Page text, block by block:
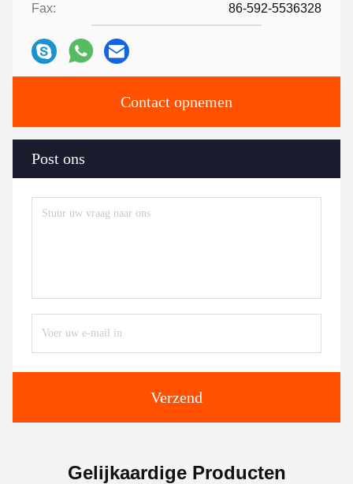
Fax: 86-592-5536328
Contact opnemen
Post ons
Verzend
Gelijkaardige Producten